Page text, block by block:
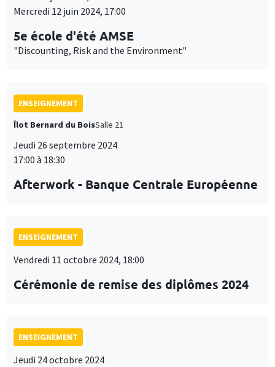
Mercredi 12 juin 2024, 17:00
5e école d'été AMSE
"Discounting, Risk and the Environment"
ENSEIGNEMENT
Îlot Bernard du BoisSalle 21
Jeudi 26 septembre 2024
17:00 à 18:30
Afterwork - Banque Centrale Européenne
ENSEIGNEMENT
Vendredi 11 octobre 2024, 18:00
Cérémonie de remise des diplômes 2024
ENSEIGNEMENT
Jeudi 24 octobre 2024